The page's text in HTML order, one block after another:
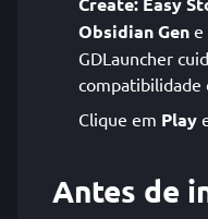
Obsidian Gen e
GDLauncher
compatibilidade
Clique em Play
Antes de